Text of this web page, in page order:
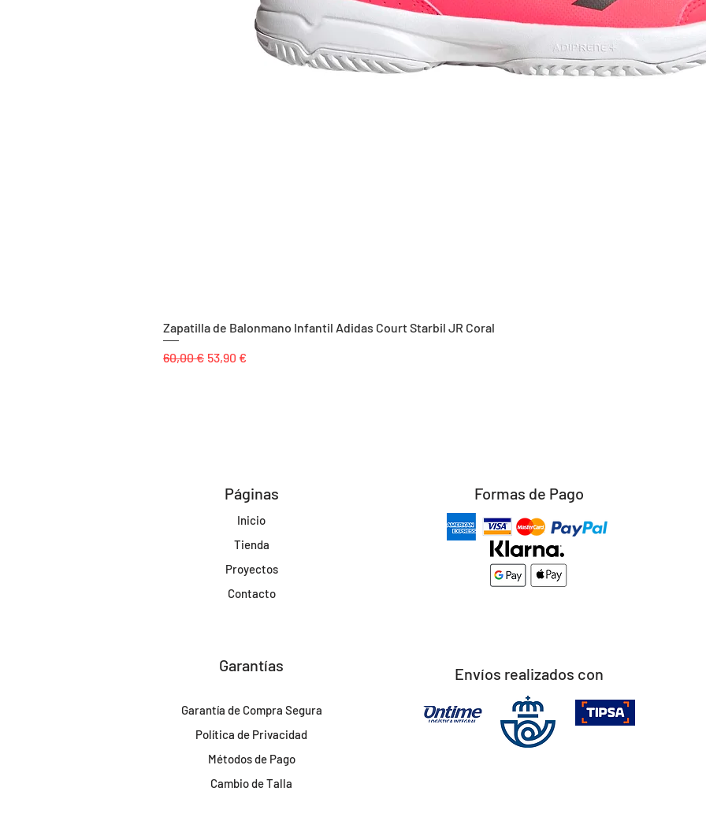
Zapatilla de Balonmano Infantil Adidas Court Starbil JR Coral
Precio
60,00 € Precio de oferta
53,90 €
Páginas
Inicio
Tienda
Proyectos
Contacto
Garantías
Garantía de Compra Segura
Política de Privacidad
Métodos de Pago
Cambio de Talla
Formas de Pago
Envíos realizados con